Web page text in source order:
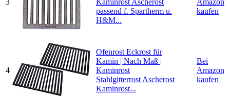
passend f. Spartherm u.
H&M...
kaufen
4
Ofenrost Eckrost für
Kamin | Nach Maß |
Kaminrost
Stahlgitterrost Ascherost
Kaminrost...
Bei
Amazon
kaufen